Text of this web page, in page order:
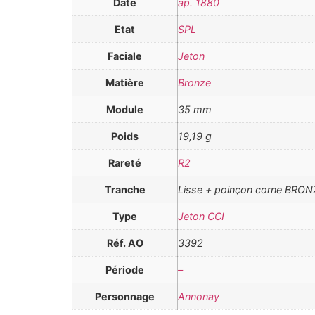
Date ap. 1880
Etat SPL
Faciale Jeton
Matière Bronze
Module 35 mm
Poids 19,19 g
Rareté R2
Tranche Lisse + poinçon corne
Type Jeton CCI
Réf. AO 3392
Période –
Personnage Annonay